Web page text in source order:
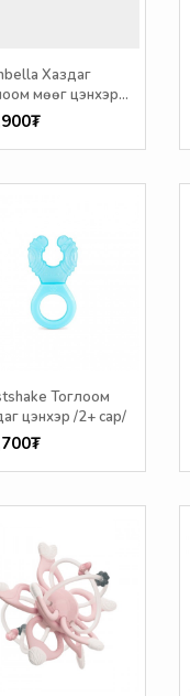
Хаздаг
мөөг цэнхэр
Тоглоом
цэнхэр /2+ сар/